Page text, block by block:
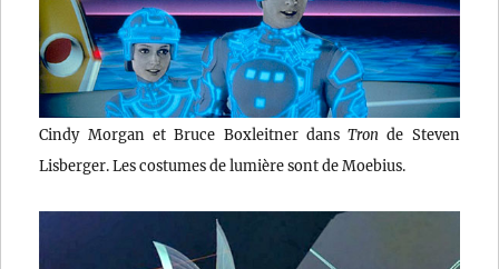
Cindy Morgan et Bruce Boxleitner dansTron de Steven
Lisberger. Les costumes de lumière sont de Moebius.